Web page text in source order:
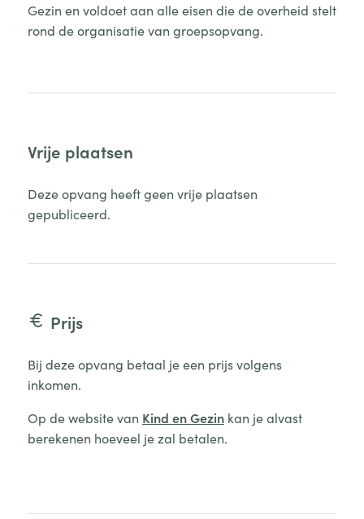
Gezin en voldoet aan alle eisen die de overheid stelt
rond de organisatie van groepsopvang.
Vrije plaatsen
Deze opvang heeft geen vrije plaatsen
gepubliceerd.
Prijs
Bij deze opvang betaal je een prijs volgens
inkomen.
Op de website van Kind en Gezinkan je alvast
berekenen hoeveel je zal betalen.